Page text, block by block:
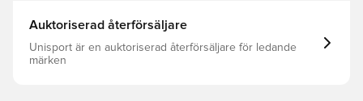
Auktoriserad återförsäljare
Unisport är en auktoriserad återförsäljare för ledande
märken